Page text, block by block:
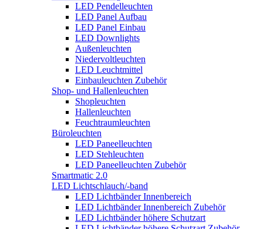
LED Pendelleuchten
LED Panel Aufbau
LED Panel Einbau
LED Downlights
Außenleuchten
Niedervoltleuchten
LED Leuchtmittel
Einbauleuchten Zubehör
Shop- und Hallenleuchten
Shopleuchten
Hallenleuchten
Feuchtraumleuchten
Büroleuchten
LED Paneelleuchten
LED Stehleuchten
LED Paneelleuchten Zubehör
Smartmatic 2.0
LED Lichtschlauch/-band
LED Lichtbänder Innenbereich
LED Lichtbänder Innenbereich Zubehör
LED Lichtbänder höhere Schutzart